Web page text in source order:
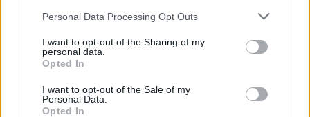
Please note that this website/app uses one or more Google
not limited to your visit or usage behaviour. You may click to
grant or deny consent to Google and its third-party tags to
use your data for below specified purposes in below Google
consent section.
Personal Data Processing Opt Outs
I want to opt-out of the Sharing of my
personal data.
Opted In
I want to opt-out of the Sale of my
Personal Data.
Opted In